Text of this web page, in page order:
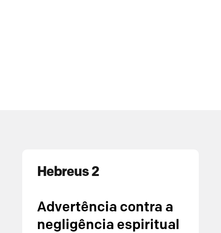
Hebreus 2
Advertência contra a
negligência espiritual